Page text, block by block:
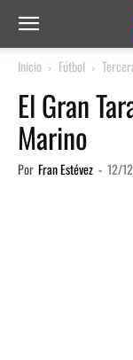
Inicio Fútbol
El Gran
Marino
Por Fran Estévez - 12/